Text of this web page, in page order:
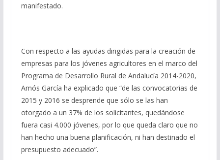
manifestado.
Con respecto a las ayudas dirigidas para la creación de
empresas para los jóvenes agricultores en el marco del
Programa de Desarrollo Rural de Andalucía 2014-2020,
Amós García ha explicado que “de las convocatorias de
2015 y 2016 se desprende que sólo se las han
otorgado a un 37% de los solicitantes, quedándose
fuera casi 4.000 jóvenes, por lo que queda claro que no
han hecho una buena planificación, ni han destinado el
presupuesto adecuado”.